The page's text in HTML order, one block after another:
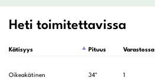
Heti toimitettavissa
Kätisyys Pituus Varastossa
Oikeakätinen 34" 1